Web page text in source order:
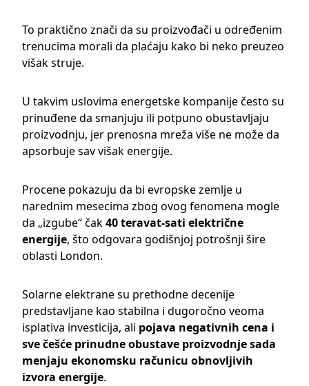
To praktično znači da su proizvođači u određenim
trenucima morali da plaćaju kako bi neko preuzeo
višak struje.
U takvim uslovima energetske kompanije često su
prinuđene da smanjuju ili potpuno obustavljaju
proizvodnju, jer prenosna mreža više ne može da
apsorbuje sav višak energije.
Procene pokazuju da bi evropske zemlje u
narednim mesecima zbog ovog fenomena mogle
da „izgube“ čak40 teravat-sati električne
energije, što odgovara godišnjoj potrošnji šire
oblasti London.
Solarne elektrane su prethodne decenije
predstavljane kao stabilna i dugoročno veoma
isplativa investicija, ali pojava negativnih cena i
sve češće prinudne obustave proizvodnje sada
menjaju ekonomsku računicu obnovljivih
izvora energije.